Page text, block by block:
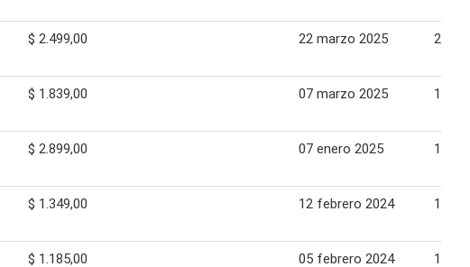
$ 2.499,00 22 marzo 2025 27
$ 1.839,00 07 marzo 2025 13
$ 2.899,00 07 enero 2025 12
$ 1.349,00 12 febrero 2024 18
$ 1.185,00 05 febrero 2024 11